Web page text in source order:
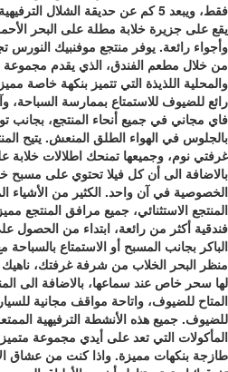
فقط، ويبعد 5 كم عن حديقة الشلال
يقع على جزيرة خلابة مطلة على البحر
وأجواء رائعة. يوفر منتجع موفنبيك
من خلال مطعم الفندق، الذي يقدم مجموعة
والمحلية اللذيذة التي تتميز بنكهة خاصة
رائع للضيوف للاستمتاع بممارسة السباحة،
فاي مجاني في جميع أنحاء المنتجع، بجانب
بالجلوس في الهواء الطلق المنعش. يتيح
غرفتي نوم، وجميعها تمنحك اطلالات خلابة
بالاضافة الى أن كل فيلا تحتوي على مسبح
الخصوصية في آن واحد. الكثير من الأشياء
المنتجع الاستثنائي، جميع مرافق المنتجع
فندقية أكثر من رائعة، ابتداء من
الباكر بجانب المسبح أو الاستمتاع
منظر البحر الخلاب من شرفة غرفتك، ناهيك
لها سحر خاص عند سماعها، بالاضافة الى
المتاح للضيوف، واتاحة مواقف مجانية
للضيوف. جميع هذه الأنشطة الترفيهية
المأكولات التي تعد على أيدي مجموعة
طازجة بنكهات مميزة. واذا كنت من عشاق